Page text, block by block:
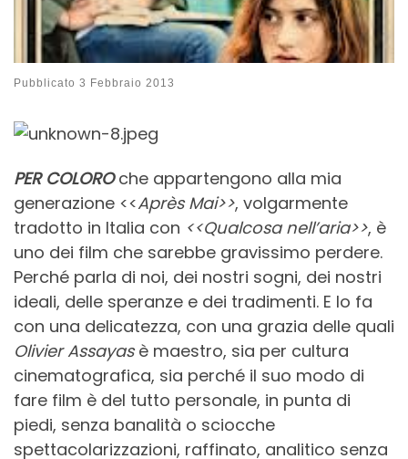
Pubblicato 3 Febbraio 2013
PER COLOROche appartengono alla mia
generazione <<Après Mai>>, volgarmente
tradotto in Italia con <<Qualcosa nell’aria>>, è
uno dei film che sarebbe gravissimo perdere.
Perché parla di noi, dei nostri sogni, dei nostri
ideali, delle speranze e dei tradimenti. E lo fa
con una delicatezza, con una grazia delle quali
Olivier Assayasè maestro, sia per cultura
cinematografica, sia perché il suo modo di
fare film è del tutto personale, in punta di
piedi, senza banalità o sciocche
spettacolarizzazioni, raffinato, analitico senza